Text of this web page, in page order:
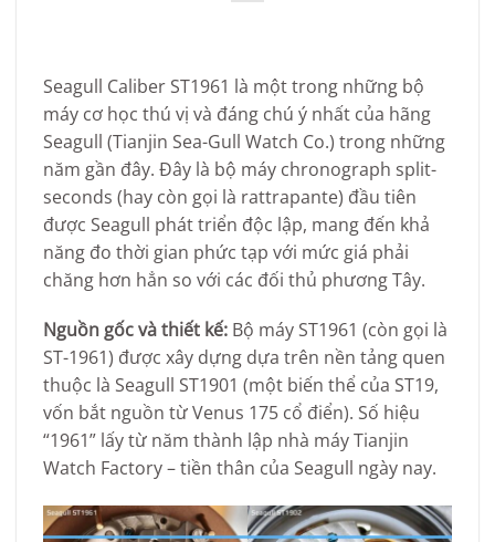
Seagull Caliber ST1961 là một trong những bộ
máy cơ học thú vị và đáng chú ý nhất của hãng
Seagull (Tianjin Sea-Gull Watch Co.) trong những
năm gần đây. Đây là bộ máy chronograph split-
seconds (hay còn gọi là rattrapante) đầu tiên
được Seagull phát triển độc lập, mang đến khả
năng đo thời gian phức tạp với mức giá phải
chăng hơn hẳn so với các đối thủ phương Tây.
Nguồn gốc và thiết kế: Bộ máy ST1961 (còn gọi là
ST-1961) được xây dựng dựa trên nền tảng quen
thuộc là Seagull ST1901 (một biến thể của ST19,
vốn bắt nguồn từ Venus 175 cổ điển). Số hiệu
“1961” lấy từ năm thành lập nhà máy Tianjin
Watch Factory – tiền thân của Seagull ngày nay.